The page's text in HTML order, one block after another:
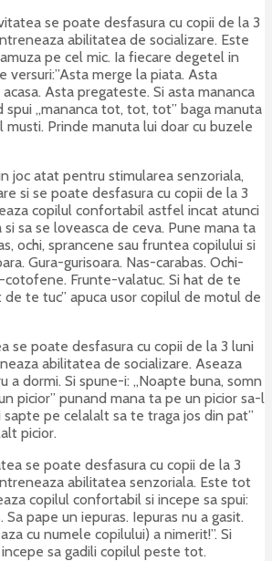
se poate desfasura cu copii de la 3
abilitatea de socializare. Este
pe cel mic. Ia fiecare degetel in
versuri:”Asta merge la piata. Asta
Asta pregateste. Si asta mananca
spui „mananca tot, tot, tot” baga manuta
musti. Prinde manuta lui doar cu buzele
joc atat pentru stimularea senzoriala,
si se poate desfasura cu copii de la 3
copilul confortabil astfel incat atunci
si sa se loveasca de ceva. Pune mana ta
ochi, sprancene sau fruntea copilului si
Gura-gurisoara. Nas-carabas. Ochi-
cotofene. Frunte-valatuc. Si hat de te
de te tuc” apuca usor copilul de motul de
se poate desfasura cu copii de la 3 luni
abilitatea de socializare. Aseaza
a dormi. Si spune-i: „Noapte buna, somn
picior” punand mana ta pe un picior sa-l
sapte pe celalalt sa te traga jos din pat”
picior.
se poate desfasura cu copii de la 3
abilitatea senzoriala. Este tot
copilul confortabil si incepe sa spui:
Sa pape un iepuras. Iepuras nu a gasit.
cu numele copilului) a nimerit!”. Si
sa gadili copilul peste tot.